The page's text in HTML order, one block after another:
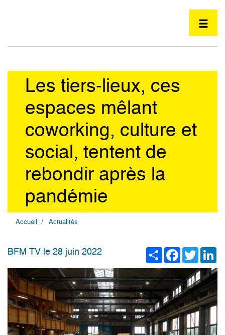
Les tiers-lieux, ces
espaces mêlant
coworking, culture et
social, tentent de
rebondir après la
pandémie
Accueil Actualités
ShareFacebook
Twitter
BFM TV le 28 juin 2022